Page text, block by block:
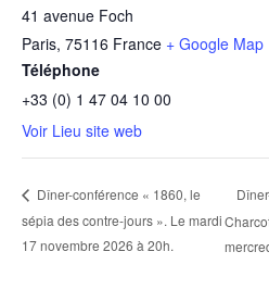
41 avenue Foch
Paris, 75116 France + Google Map
Téléphone
+33 (0) 1 47 04 10 00
Voir Lieu site web
Dîner-conférence « 1860, le
sépia des contre-jours ». Le mardi
17 novembre 2026 à 20h.